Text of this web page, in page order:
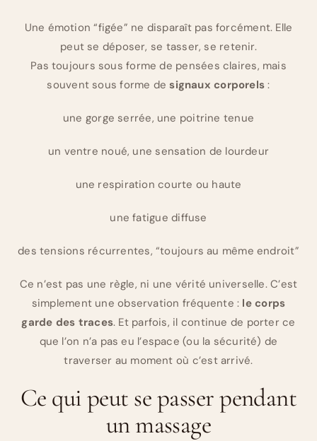
Une émotion “figée” ne disparaît pas forcément. Elle
peut se déposer, se tasser, se retenir.
Pas toujours sous forme de pensées claires, mais
souvent sous forme de signaux corporels :
une gorge serrée, une poitrine tenue
un ventre noué, une sensation de lourdeur
une respiration courte ou haute
une fatigue diffuse
des tensions récurrentes, “toujours au même endroit”
Ce n’est pas une règle, ni une vérité universelle. C’est
simplement une observation fréquente : le corps
garde des traces. Et parfois, il continue de porter ce
que l’on n’a pas eu l’espace (ou la sécurité) de
traverser au moment où c’est arrivé.
Ce qui peut se passer pendant
un massage